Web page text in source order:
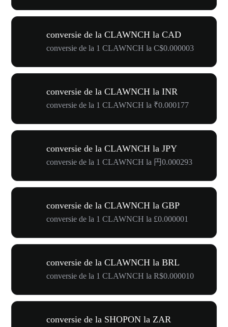
conversie de la CLAWNCH la CAD
conversie de la 1 CLAWNCH la C$0.000003
conversie de la CLAWNCH la INR
conversie de la 1 CLAWNCH la ₹0.000177
conversie de la CLAWNCH la JPY
conversie de la 1 CLAWNCH la 円0.000293
conversie de la CLAWNCH la GBP
conversie de la 1 CLAWNCH la £0.000001
conversie de la CLAWNCH la BRL
conversie de la 1 CLAWNCH la R$0.000010
conversie de la SHOPON la ZAR